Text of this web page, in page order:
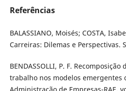
Referências
BALASSIANO, Moisés; COSTA,
Carreiras: Dilemas e Perspectivas.
BENDASSOLLI, P. F.
trabalho nos modelos emergentes